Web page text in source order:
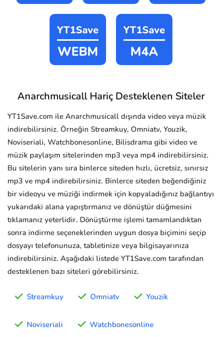
YT1Save
WEBM
YT1Save
M4A
Anarchmusicall Hariç Desteklenen Siteler
YT1Save.com ile Anarchmusicall dışında video veya müzik
indirebilirsiniz. Örneğin Streamkuy, Omniatv, Youzik,
Noviseriali, Watchbonesonline, Bilisdrama gibi video ve
müzik paylaşım sitelerinden mp3 veya mp4 indirebilirsiniz.
Bu sitelerin yanı sıra binlerce siteden hızlı, ücretsiz, sınırsız
mp3 ve mp4 indirebilirsiniz. Binlerce siteden beğendiğiniz
bir videoyu ve müziği indirmek için kopyaladığınız bağlantıyı
yukarıdaki alana yapıştırmanız ve dönüştür düğmesini
tıklamanız yeterlidir. Dönüştürme işlemi tamamlandıktan
sonra indirme seçeneklerinden uygun dosya biçimini seçip
dosyayı telefonunuza, tabletinize veya bilgisayarınıza
indirebilirsiniz. Aşağıdaki listede YT1Save.com tarafından
desteklenen bazı siteleri görebilirsiniz.
Streamkuy Omniatv Youzik
Noviseriali Watchbonesonline